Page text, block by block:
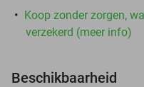
Koop zonder zorgen,
verzekerd (meer info)
Beschikbaarheid